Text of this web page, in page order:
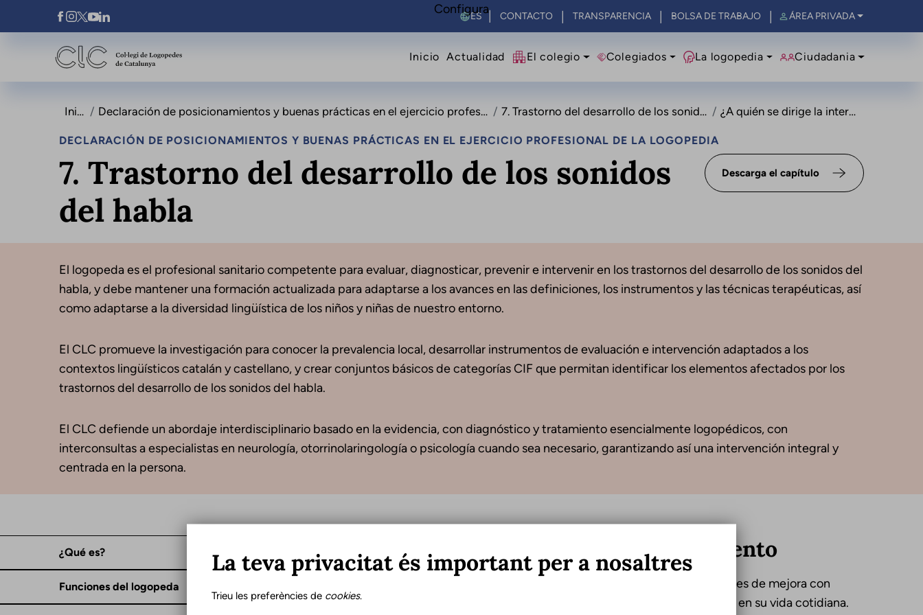
Pasar al contenido principal
Xarxes Socials Select your language
CONTACTO TRANSPARENCIA BOLSA DE TRABAJO ÁREA PRIVADA
Navegació principal
Inicio Actualidad El colegio Colegiados La logopedia Ciudadania
Inicio Declaración de posicionamientos y buenas prácticas en el ejercicio profesional de la logopedia 7. Trastorno del desarrollo de los sonidos del habla ¿A quién se dirige la intervención?
DECLARACIÓN DE POSICIONAMIENTOS Y BUENAS PRÁCTICAS EN EL EJERCICIO PROFESIONAL DE LA LOGOPEDIA
7. Trastorno del desarrollo de los sonidos
del habla
Descarga el capítulo
El logopeda es el profesional sanitario competente para evaluar, diagnosticar, prevenir e intervenir en los trastornos del desarrollo de los sonidos del
habla, y debe mantener una formación actualizada para adaptarse a los avances en las definiciones, los instrumentos y las técnicas terapéuticas, así
como adaptarse a la diversidad lingüística de los niños y niñas de nuestro entorno.
El CLC promueve la investigación para conocer la prevalencia local, desarrollar instrumentos de evaluación e intervención adaptados a los
contextos lingüísticos catalán y castellano, y crear conjuntos básicos de categorías CIF que permitan identificar los elementos afectados por los
trastornos del desarrollo de los sonidos del habla.
El CLC defiende un abordaje interdisciplinario basado en la evidencia, con diagnóstico y tratamiento esencialmente logopédicos, con
interconsultas a especialistas en neurología, otorrinolaringología o psicología cuando sea necesario, garantizando así una intervención integral y
centrada en la persona.
¿Qué es?
Funciones del logopeda
Criterios para la indicación del tratamiento
En general, son tributarios de logopedia los pacientes con TDSH susceptibles de mejora con
tratamiento logopédico, en su sintomatología o en el impacto del trastorno en su vida cotidiana.
Configura
La teva privacitat és important per a nosaltres
Trieu les preferències de cookies.